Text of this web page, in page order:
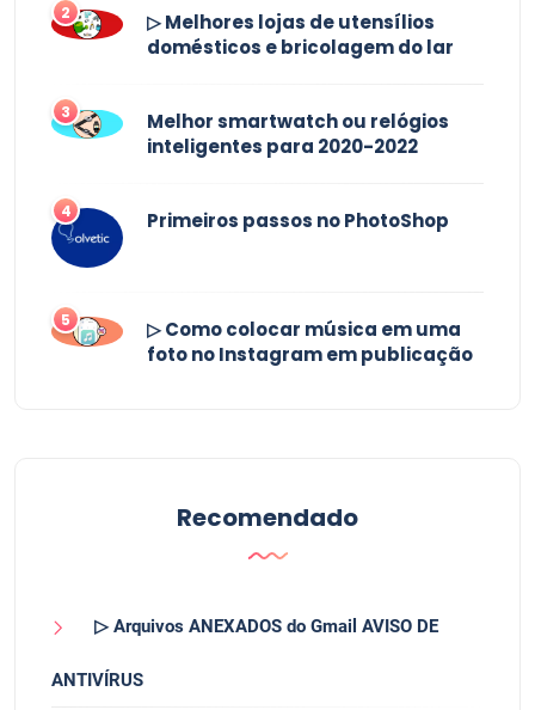
2
▷ Melhores lojas de utensílios
domésticos e bricolagem do lar
3
Melhor smartwatch ou relógios
inteligentes para 2020-2022
4 Primeiros passos no PhotoShop
5
▷ Como colocar música em uma
foto no Instagram em publicação
Recomendado
▷ Arquivos ANEXADOS do Gmail AVISO DE
ANTIVÍRUS